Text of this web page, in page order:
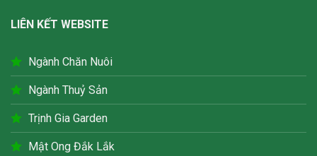
LIÊN KẾT WEBSITE
Ngành Chăn Nuôi
Ngành Thuỷ Sản
Trịnh Gia Garden
Mật Ong Đắk Lắk